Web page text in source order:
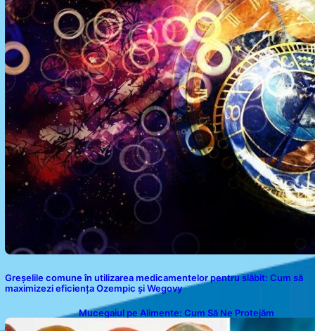
Greșelile comune în utilizarea medicamentelor pentru slăbit: Cum să
maximizezi eficiența Ozempic și Wegovy
Mucegaiul pe Alimente: Cum Să Ne Protejăm